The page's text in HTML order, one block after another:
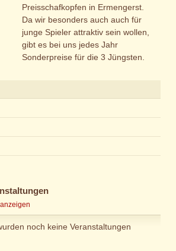
Preisschafkopfen in Ermengerst.
Da wir besonders auch auch für
junge Spieler attraktiv sein wollen,
gibt es bei uns jedes Jahr
Sonderpreise für die 3 Jüngsten.
noch keine Veranstaltungen